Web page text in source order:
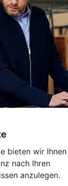
bieten wir Ihnen
nach Ihren
anzulegen.